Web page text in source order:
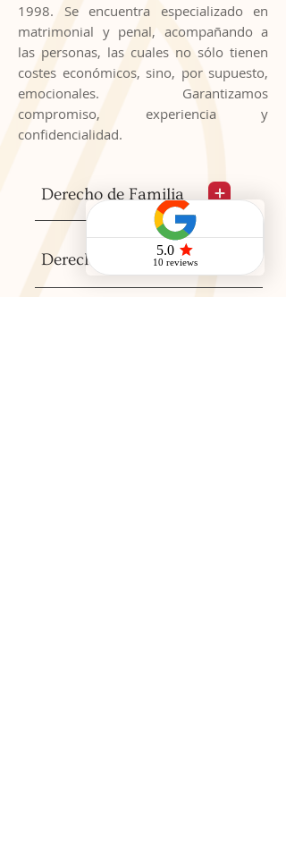
1998. Se encuentra especializado en
matrimonial y penal, acompañando a
las personas, las cuales no sólo tienen
costes económicos, sino, por supuesto,
emocionales. Garantizamos
compromiso, experiencia y
confidencialidad.
Derecho de Familia
Derecho Penal